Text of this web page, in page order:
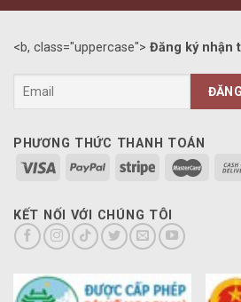
<b, class="uppercase"> Đăng ký nhận
PHƯƠNG THỨC THANH TOÁN
KẾT NỐI VỚI CHÚNG TÔI